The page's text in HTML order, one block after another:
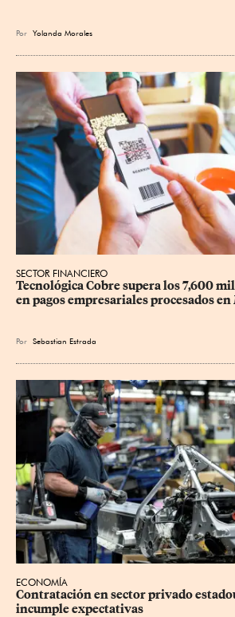
Por Yolanda Morales
SECTOR FINANCIERO
Tecnológica Cobre supera los 7,600
en pagos empresariales procesados
Por Sebastian Estrada
ECONOMÍA
Contratación en sector privado
incumple expectativas